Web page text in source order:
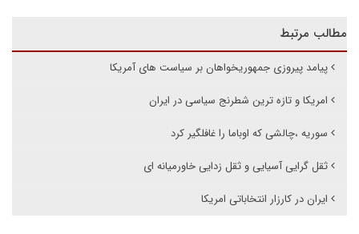
مطالب مرتبط
پیامد پیروزی جمهوریخواهان بر سیاست های آمریکا
امریکا و تازه ترین شطرنج سیاسی در ایران
سوریه ،چالشی که اوباما را غافلگیر کرد
ثقل گرایی آسیایی و ثقل زدایی خاورمیانه ای
ایران در کارزار انتخاباتی امریکا